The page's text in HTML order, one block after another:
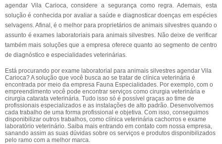
agendar Vila Carioca, considere a segurança como regra. Ademais, esta
solução é conhecida por avaliar a saúde e diagnosticar doenças em espécies
selvagens. Afinal, é o melhor para proprietários de animais silvestres quando o
assunto é exames laboratoriais para animais silvestres. Não deixe de verificar
também mais soluções que a empresa oferece quanto ao segmento de centro
de diagnóstico e especialidades veterinárias.
Está procurando por exame laboratorial para animais silvestres agendar Vila
Carioca? A solução que você busca ao se tratar de clínica veterinária é
encontrada por meio da empresa Fauna Especialidades. Por exemplo, com o
empreendimento você pode encontrar serviços como cirurgia veterinária e
cirurgia catarata veterinária. Tudo isso só é possível graças ao time de
profissionais especializados e as instalações de alto padrão. Desenvolvemos
cada trabalho de uma forma profissional e objetiva. Com isso, conseguimos
disponibilizar outros trabalhos, como clínica veterinária cachorros e exame
laboratório veterinário. Saiba mais entrando em contato com nossa empresa,
sanando assim as suas dúvidas sobre os serviços e produtos disponibilizados
pelo ramo com a melhor marca.